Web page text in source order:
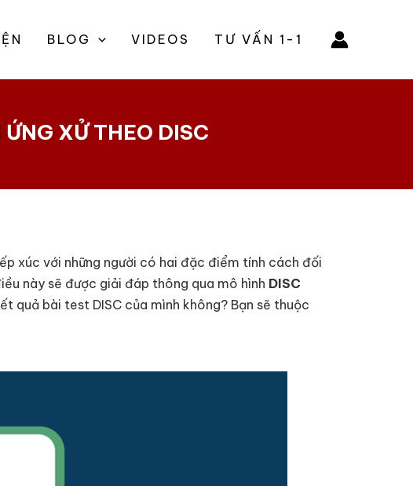
BLOG VIDEOS TƯ VẤN 1-1
XỬ THEO DISC
xúc với những người có hai đặc điểm tính cách đối
này sẽ được giải đáp thông qua mô hình DISC
quả bài test DISC của mình không? Bạn sẽ thuộc